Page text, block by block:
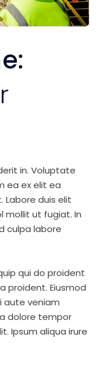
in. Voluptate
ea ex elit ea
duis elit
mollit ut fugiat. In
culpa labore
qui do proident
proident. Eiusmod
aute veniam
dolore tempor
Ipsum aliqua irure